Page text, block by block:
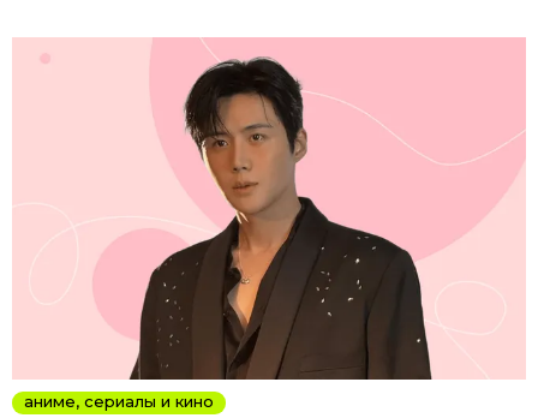
аниме, сериалы и кино